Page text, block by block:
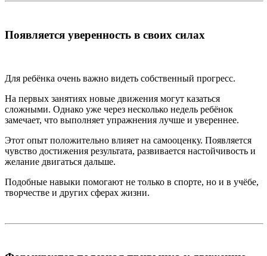
Появляется уверенность в своих силах
Для ребёнка очень важно видеть собственный прогресс.
На первых занятиях новые движения могут казаться
сложными. Однако уже через несколько недель ребёнок
замечает, что выполняет упражнения лучше и увереннее.
Этот опыт положительно влияет на самооценку. Появляется
чувство достижения результата, развивается настойчивость и
желание двигаться дальше.
Подобные навыки помогают не только в спорте, но и в учёбе,
творчестве и других сферах жизни.